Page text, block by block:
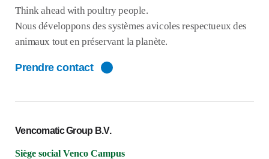
Think ahead with poultry people.
Nous développons des systèmes avicoles respectueux des
animaux tout en préservant la planète.
Prendre contact
Vencomatic Group B.V.
Siège social Venco Campus